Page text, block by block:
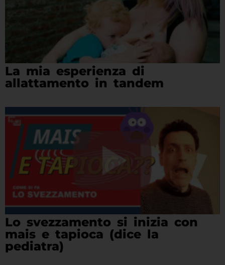
La mia esperienza di
allattamento in tandem
Lo svezzamento si inizia con
mais e tapioca (dice la
pediatra)